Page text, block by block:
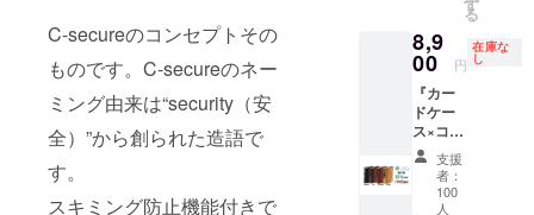
C-secureのコンセプトその
ものです。C-secureのネー
ミング由来は“security（安
全）”から創られた造語で
す。
スキミング防止機能付きで
able
tanned
wallet】
× 1個 ■
日本語
説明書
× 1個 ※
オリジ
ナルbox
（税・
送料
込） ※
カラー
をお選
びくだ
さい ※
カード
ケース
の大き
る
8,9
00 円
在庫な
し
『カー
ドケー
ス×コイ
ンポ
ケット
付き』
超早割
支援
者：
100
人